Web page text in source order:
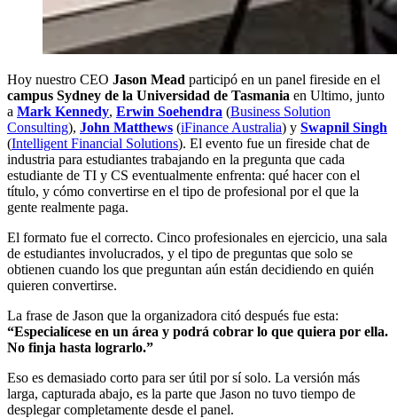
Hoy nuestro CEO Jason Mead participó en un panel fireside en el
campus Sydney de la Universidad de Tasmania en Ultimo, junto
a Mark Kennedy, Erwin Soehendra (Business Solution
Consulting), John Matthews (iFinance Australia) y Swapnil Singh
(Intelligent Financial Solutions). El evento fue un fireside chat de
industria para estudiantes trabajando en la pregunta que cada
estudiante de TI y CS eventualmente enfrenta: qué hacer con el
título, y cómo convertirse en el tipo de profesional por el que la
gente realmente paga.
El formato fue el correcto. Cinco profesionales en ejercicio, una sala
de estudiantes involucrados, y el tipo de preguntas que solo se
obtienen cuando los que preguntan aún están decidiendo en quién
quieren convertirse.
La frase de Jason que la organizadora citó después fue esta:
“Especialícese en un área y podrá cobrar lo que quiera por ella.
No finja hasta lograrlo.”
Eso es demasiado corto para ser útil por sí solo. La versión más
larga, capturada abajo, es la parte que Jason no tuvo tiempo de
desplegar completamente desde el panel.